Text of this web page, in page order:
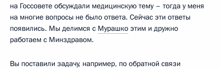
на Госсовете обсуждали медицинскую тему – тогда у меня
на многие вопросы не было ответа. Сейчас эти ответы
появились. Мы делимся с Мурашко этим и дружно
работаем с Минздравом.
Вы поставили задачу, например, по обратной связи